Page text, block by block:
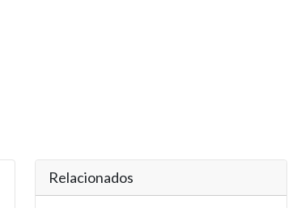
Relacionados